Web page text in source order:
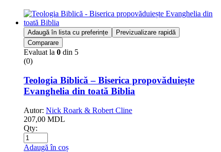
Adaugă în lista cu preferințe
Previzualizare rapidă
Comparare
Evaluat la 0 din 5
(0)
Teologia Biblică – Biserica propovăduiește
Evanghelia din toată Biblia
Autor: Nick Roark & Robert Cline
207,00 MDL
Qty:
Adaugă în coș